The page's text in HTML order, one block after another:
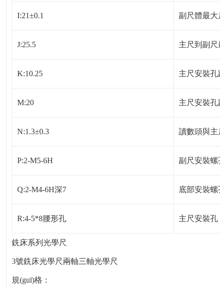
I:21±0.1 副尺體最大
J:25.5 主尺到副
K:10.25 主尺安裝孔
M:20 主尺安裝孔
N:1.3±0.3 讀數頭與
P:2-M5-6H 副尺安裝螺
Q:2-M4-6H深7 底部安裝
R:4-5*8腰形孔 主尺安裝孔
銑床系列光學尺
3號銑床光學尺兩軸三軸光學尺
規(guī)格：